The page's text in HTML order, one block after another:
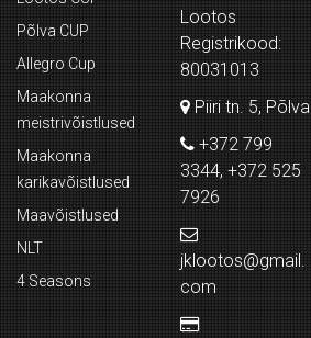
Põlva CUP
Allegro Cup
Maakonna
meistrivõistlused
Maakonna
karikavõistlused
Maavõistlused
NLT
4 Seasons
Lootos
Registrikood:
80031013
Piiri tn. 5, Põlva
+372 799
3344, +372 525
7926
jklootos@gmail.
com